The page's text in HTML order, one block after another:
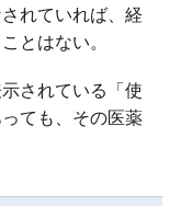
れていれば、経
とはない。
されている「使
ても、その医薬